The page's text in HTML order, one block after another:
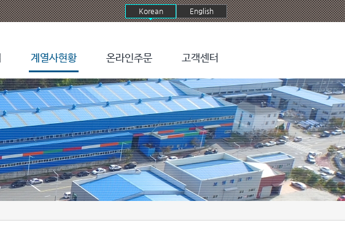
Korean English
계열사현황 온라인주문 고객센터